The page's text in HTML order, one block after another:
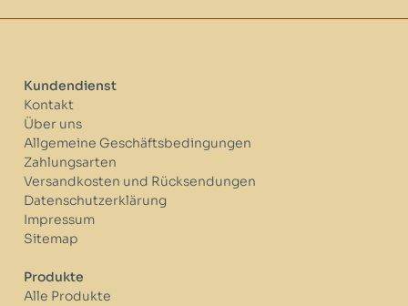
Kundendienst
Kontakt
Über uns
Allgemeine Geschäftsbedingungen
Zahlungsarten
Versandkosten und Rücksendungen
Datenschutzerklärung
Impressum
Sitemap
Produkte
Alle Produkte